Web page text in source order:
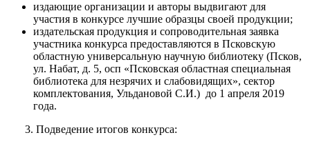
издающие организации и авторы выдвигают для
участия в конкурсе лучшие образцы своей продукции;
издательская продукция и сопроводительная заявка
участника конкурса предоставляются в Псковскую
областную универсальную научную библиотеку (Псков,
ул. Набат, д. 5, осп «Псковская областная специальная
библиотека для незрячих и слабовидящих», сектор
комплектования, Ульдановой С.И.) до 1 апреля 2019
года.
3. Подведение итогов конкурса: